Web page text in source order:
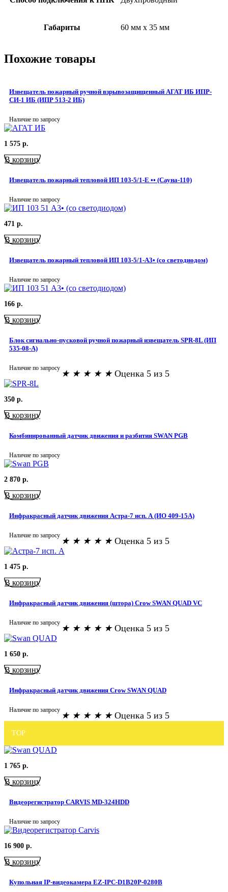
Габариты 60 мм х 35 мм
Похожие товары
Извещатель пожарный ручной взрывозащищенный АГАТ ИБ ИПР-
СИ-1 ИБ (ИПР 513-2 ИБ)
Наличие по запросу
1 575 р.
В корзину
Извещатель пожарный тепловой ИП 103-5/1-Е •• (Сауна-110)
Наличие по запросу
471 р.
В корзину
Извещатель пожарный тепловой ИП 103-5/1-А3• (со светодиодом)
Наличие по запросу
166 р.
В корзину
Блок сигнально-пусковой ручной пожарный извещатель SPR-8L (ИП
535-08-А)
Наличие по запросу
★ ★ ★ ★ ★ Оценка 5 из 5
350 р.
В корзину
Комбинированный датчик движения и разбития SWAN PGB
Наличие по запросу
2 870 р.
В корзину
Инфракрасный датчик движения Астра-7 исп. А (ИО 409-15А)
Наличие по запросу
★ ★ ★ ★ ★ Оценка 5 из 5
1 475 р.
В корзину
Инфракрасный датчик движения (штора) Crow SWAN QUAD VC
Наличие по запросу
★ ★ ★ ★ ★ Оценка 5 из 5
1 650 р.
В корзину
Инфракрасный датчик движения Crow SWAN QUAD
Наличие по запросу
★ ★ ★ ★ ★ Оценка 5 из 5
TOP
1 765 р.
В корзину
Видеорегистратор CARVIS MD-324HDD
Наличие по запросу
16 900 р.
В корзину
Купольная IP-видеокамера EZ-IPC-D1B20P-0280B